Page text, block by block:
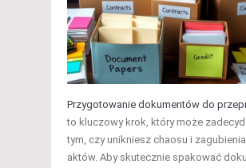
Przygotowanie dokumentów do
to kluczowy krok, który może
tym, czy unikniesz chaosu i
aktów. Aby skutecznie spakować